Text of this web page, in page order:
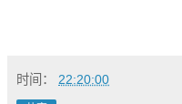
时间： 22:20:00